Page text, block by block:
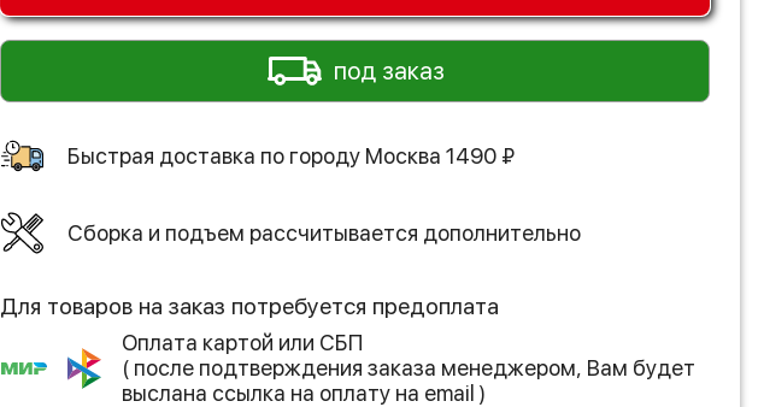
под заказ
Быстрая доставка по городу Москва 1490 ₽
Сборка и подъем рассчитывается дополнительно
Для товаров на заказ потребуется предоплата
Оплата картой или СБП
( после подтверждения заказа менеджером, Вам будет
выслана ссылка на оплату на email )